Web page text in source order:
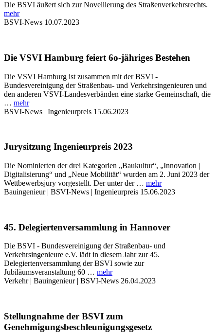
Die BSVI äußert sich zur Novellierung des Straßenverkehrsrechts.
mehr
BSVI-News 10.07.2023
Die VSVI Hamburg feiert 6o-jähriges Bestehen
Die VSVI Hamburg ist zusammen mit der BSVI -
Bundesvereinigung der Straßenbau- und Verkehrsingenieuren und
den anderen VSVI-Landesverbänden eine starke Gemeinschaft, die
… mehr
BSVI-News | Ingenieurpreis 15.06.2023
Jurysitzung Ingenieurpreis 2023
Die Nominierten der drei Kategorien „Baukultur“, „Innovation |
Digitalisierung“ und „Neue Mobilität“ wurden am 2. Juni 2023 der
Wettbewerbsjury vorgestellt. Der unter der … mehr
Bauingenieur | BSVI-News | Ingenieurpreis 15.06.2023
45. Delegiertenversammlung in Hannover
Die BSVI - Bundesvereinigung der Straßenbau- und
Verkehrsingenieure e.V. lädt in diesem Jahr zur 45.
Delegiertenversammlung der BSVI sowie zur
Jubiläumsveranstaltung 60 … mehr
Verkehr | Bauingenieur | BSVI-News 26.04.2023
Stellungnahme der BSVI zum
Genehmigungsbeschleunigungsgesetz